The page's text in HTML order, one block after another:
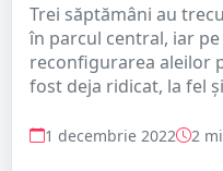
Trei săptămâni au
în parcul central, iar
reconfigurarea aleilor
fost deja ridicat, la fel
1 decembrie 2022 2